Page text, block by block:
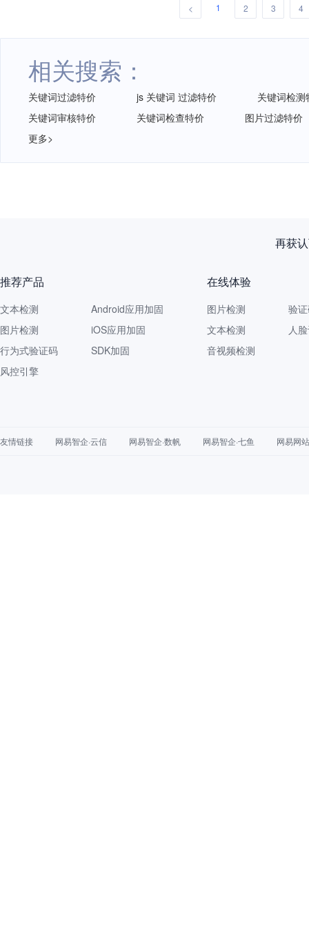
< 1 2 3 4
相关搜索：
关键词过滤特价 js 关键词 过滤特价
关键词检测
关键词审核特价
关键词检查特价
图片过滤特价
更多>
再获
推荐产品
文本检测
图片检测
行为式验证码
风控引擎
Android应用加固
iOS应用加固
SDK加固
在线体验
图片检测
文本检测
音视频检测
验
人
友情链接 网易智企·云信 网易智企·数帆 网易智企·七鱼 网易网